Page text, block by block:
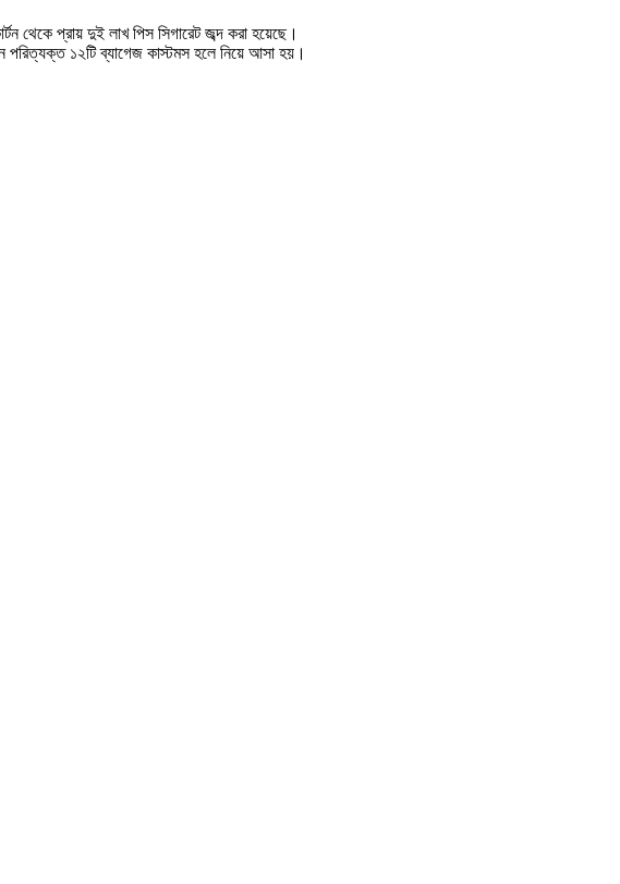
থেকে প্রায় দুই লাখ পিস সিগারেট জব্দ করা হয়েছে।
পরিত্যক্ত ১২টি ব্যাগেজ কাস্টমস হলে নিয়ে আসা হয়।